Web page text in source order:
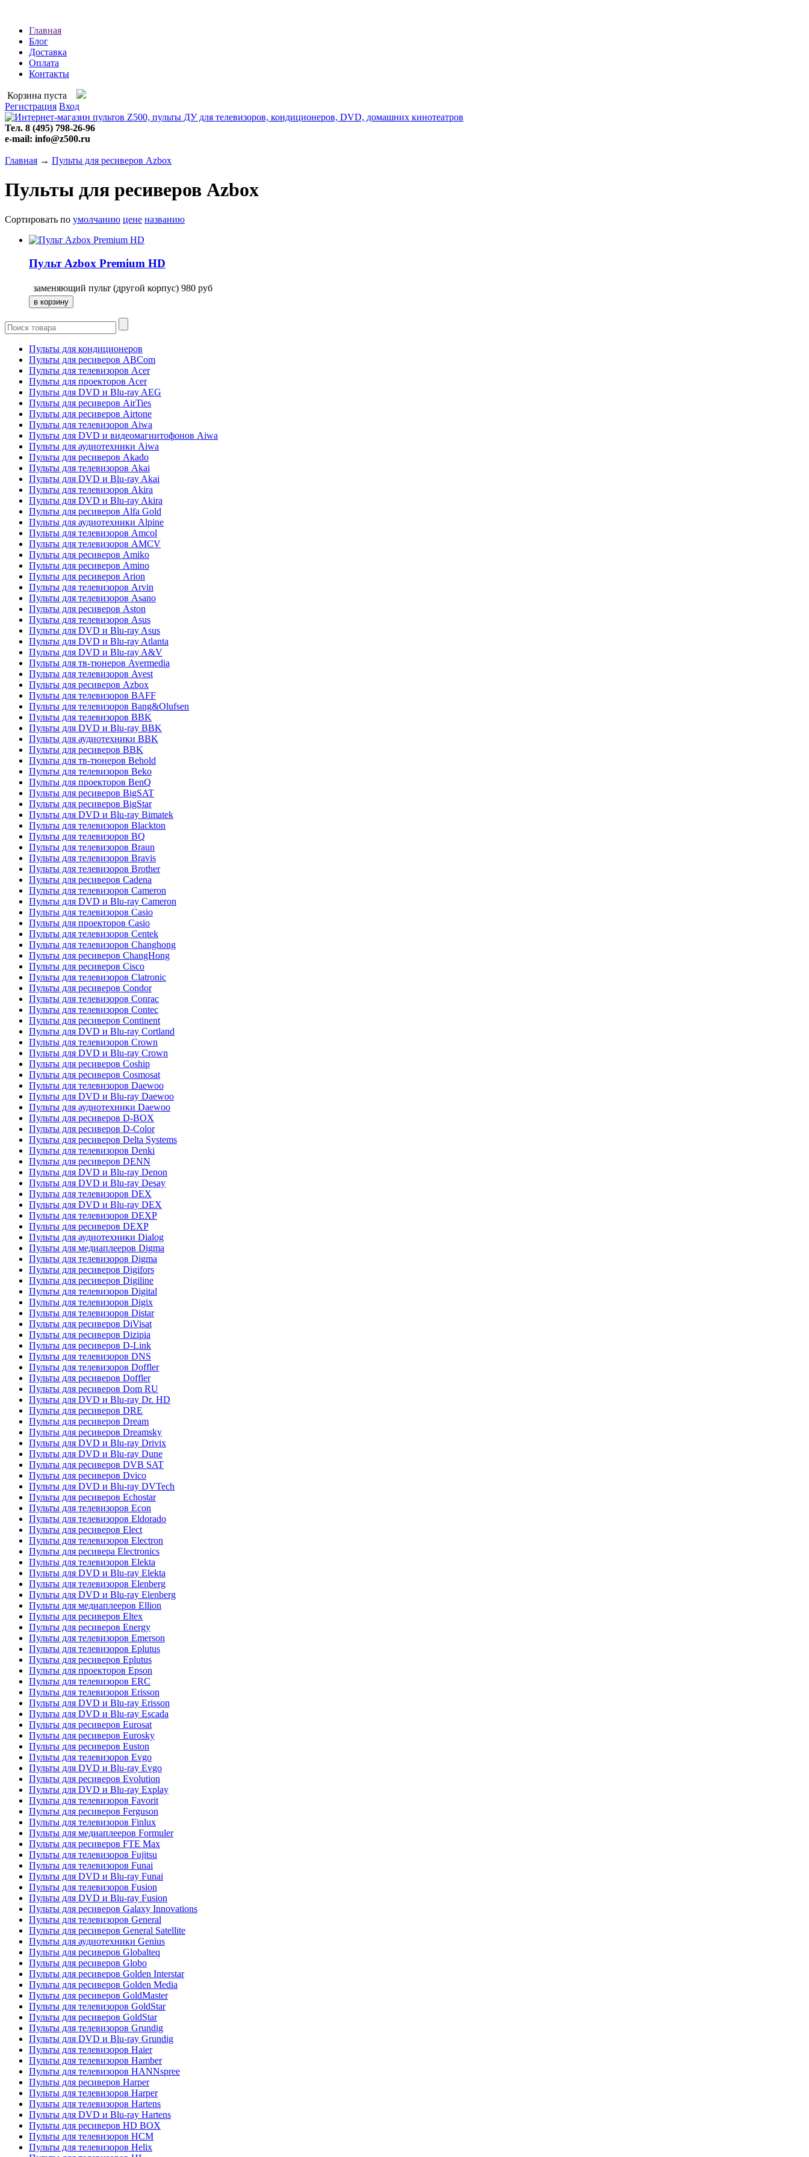
Главная
Блог
Доставка
Оплата
Контакты
Корзина пуста
Регистрация Вход
Тел. 8 (495) 798-26-96
e-mail: info@z500.ru
Главная → Пульты для ресиверов Azbox
Пульты для ресиверов Azbox
Сортировать по умолчанию цене названию
Пульт Azbox Premium HD
заменяющий пульт (другой корпус) 980 руб
Пульты для кондиционеров
Пульты для ресиверов ABCom
Пульты для телевизоров Acer
Пульты для проекторов Acer
Пульты для DVD и Blu-ray AEG
Пульты для ресиверов AirTies
Пульты для ресиверов Airtone
Пульты для телевизоров Aiwa
Пульты для DVD и видеомагнитофонов Aiwa
Пульты для аудиотехники Aiwa
Пульты для ресиверов Akado
Пульты для телевизоров Akai
Пульты для DVD и Blu-ray Akai
Пульты для телевизоров Akira
Пульты для DVD и Blu-ray Akira
Пульты для ресиверов Alfa Gold
Пульты для аудиотехники Alpine
Пульты для телевизоров Amcol
Пульты для телевизоров AMCV
Пульты для ресиверов Amiko
Пульты для ресиверов Amino
Пульты для ресиверов Arion
Пульты для телевизоров Arvin
Пульты для телевизоров Asano
Пульты для ресиверов Aston
Пульты для телевизоров Asus
Пульты для DVD и Blu-ray Asus
Пульты для DVD и Blu-ray Atlanta
Пульты для DVD и Blu-ray A&V
Пульты для тв-тюнеров Avermedia
Пульты для телевизоров Avest
Пульты для ресиверов Azbox
Пульты для телевизоров BAFF
Пульты для телевизоров Bang&Olufsen
Пульты для телевизоров BBK
Пульты для DVD и Blu-ray BBK
Пульты для аудиотехники BBK
Пульты для ресиверов BBK
Пульты для тв-тюнеров Behold
Пульты для телевизоров Beko
Пульты для проекторов BenQ
Пульты для ресиверов BigSAT
Пульты для ресиверов BigStar
Пульты для DVD и Blu-ray Bimatek
Пульты для телевизоров Blackton
Пульты для телевизоров BQ
Пульты для телевизоров Braun
Пульты для телевизоров Bravis
Пульты для телевизоров Brother
Пульты для ресиверов Cadena
Пульты для телевизоров Cameron
Пульты для DVD и Blu-ray Cameron
Пульты для телевизоров Casio
Пульты для проекторов Casio
Пульты для телевизоров Centek
Пульты для телевизоров Changhong
Пульты для ресиверов ChangHong
Пульты для ресиверов Cisco
Пульты для телевизоров Clatronic
Пульты для ресиверов Condor
Пульты для телевизоров Conrac
Пульты для телевизоров Contec
Пульты для ресиверов Continent
Пульты для DVD и Blu-ray Cortland
Пульты для телевизоров Crown
Пульты для DVD и Blu-ray Crown
Пульты для ресиверов Coship
Пульты для ресиверов Cosmosat
Пульты для телевизоров Daewoo
Пульты для DVD и Blu-ray Daewoo
Пульты для аудиотехники Daewoo
Пульты для ресиверов D-BOX
Пульты для ресиверов D-Color
Пульты для ресиверов Delta Systems
Пульты для телевизоров Denki
Пульты для ресиверов DENN
Пульты для DVD и Blu-ray Denon
Пульты для DVD и Blu-ray Desay
Пульты для телевизоров DEX
Пульты для DVD и Blu-ray DEX
Пульты для телевизоров DEXP
Пульты для ресиверов DEXP
Пульты для аудиотехники Dialog
Пульты для медиаплееров Digma
Пульты для телевизоров Digma
Пульты для ресиверов Digifors
Пульты для ресиверов Digiline
Пульты для телевизоров Digital
Пульты для телевизоров Digix
Пульты для телевизоров Distar
Пульты для ресиверов DiVisat
Пульты для ресиверов Dizipia
Пульты для ресиверов D-Link
Пульты для телевизоров DNS
Пульты для телевизоров Doffler
Пульты для ресиверов Doffler
Пульты для ресиверов Dom RU
Пульты для DVD и Blu-ray Dr. HD
Пульты для ресиверов DRE
Пульты для ресиверов Dream
Пульты для ресиверов Dreamsky
Пульты для DVD и Blu-ray Drivix
Пульты для DVD и Blu-ray Dune
Пульты для ресиверов DVB SAT
Пульты для ресиверов Dvico
Пульты для DVD и Blu-ray DVTech
Пульты для ресиверов Echostar
Пульты для телевизоров Econ
Пульты для телевизоров Eldorado
Пульты для ресиверов Elect
Пульты для телевизоров Electron
Пульты для ресивера Electronics
Пульты для телевизоров Elekta
Пульты для DVD и Blu-ray Elekta
Пульты для телевизоров Elenberg
Пульты для DVD и Blu-ray Elenberg
Пульты для медиаплееров Ellion
Пульты для ресиверов Eltex
Пульты для ресиверов Energy
Пульты для телевизоров Emerson
Пульты для телевизоров Eplutus
Пульты для ресиверов Eplutus
Пульты для проекторов Epson
Пульты для телевизоров ERC
Пульты для телевизоров Erisson
Пульты для DVD и Blu-ray Erisson
Пульты для DVD и Blu-ray Escada
Пульты для ресиверов Eurosat
Пульты для ресиверов Eurosky
Пульты для ресиверов Euston
Пульты для телевизоров Evgo
Пульты для DVD и Blu-ray Evgo
Пульты для ресиверов Evolution
Пульты для DVD и Blu-ray Explay
Пульты для телевизоров Favorit
Пульты для ресиверов Ferguson
Пульты для телевизоров Finlux
Пульты для медиаплееров Formuler
Пульты для ресиверов FTE Max
Пульты для телевизоров Fujitsu
Пульты для телевизоров Funai
Пульты для DVD и Blu-ray Funai
Пульты для телевизоров Fusion
Пульты для DVD и Blu-ray Fusion
Пульты для ресиверов Galaxy Innovations
Пульты для телевизоров General
Пульты для ресиверов General Satellite
Пульты для аудиотехники Genius
Пульты для ресиверов Globalteq
Пульты для ресиверов Globo
Пульты для ресиверов Golden Interstar
Пульты для ресиверов Golden Media
Пульты для ресиверов GoldMaster
Пульты для телевизоров GoldStar
Пульты для ресиверов GoldStar
Пульты для телевизоров Grundig
Пульты для DVD и Blu-ray Grundig
Пульты для телевизоров Haier
Пульты для телевизоров Hamber
Пульты для телевизоров HANNspree
Пульты для ресиверов Harper
Пульты для телевизоров Harper
Пульты для телевизоров Hartens
Пульты для DVD и Blu-ray Hartens
Пульты для ресиверов HD BOX
Пульты для телевизоров HCM
Пульты для телевизоров Helix